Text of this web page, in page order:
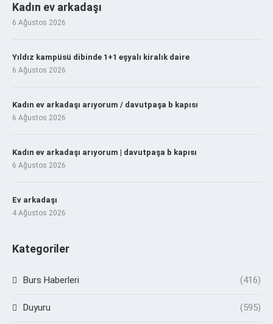
Kadın ev arkadaşı
6 Ağustos 2026
Yıldız kampüsü dibinde 1+1 eşyalı kiralık daire
6 Ağustos 2026
Kadın ev arkadaşı arıyorum / davutpaşa b kapısı
6 Ağustos 2026
Kadın ev arkadaşı arıyorum | davutpaşa b kapısı
6 Ağustos 2026
Ev arkadaşı
4 Ağustos 2026
Kategoriler
Burs Haberleri (416)
Duyuru (595)